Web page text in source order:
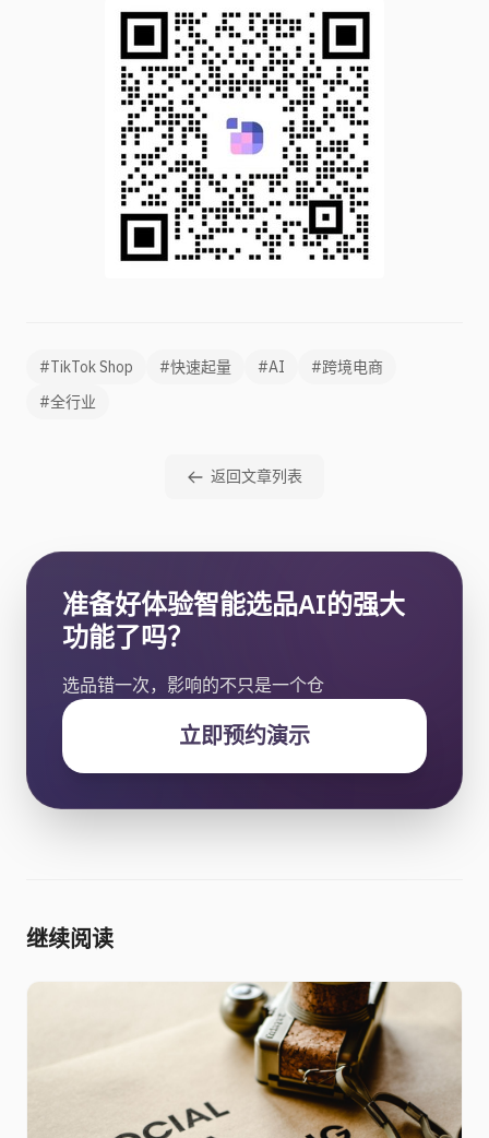
#TikTok Shop #快速起量 #AI
#跨境电商
#全行业
返回文章列表
准备好体验智能选品AI的强大
功能了吗？
选品错一次，影响的不只是一个仓
立即预约演示
继续阅读